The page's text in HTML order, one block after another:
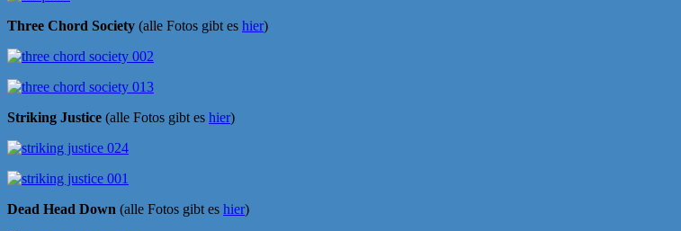
Three Chord Society (alle Fotos gibt es hier)
Striking Justice (alle Fotos gibt es hier)
Dead Head Down (alle Fotos gibt es hier)